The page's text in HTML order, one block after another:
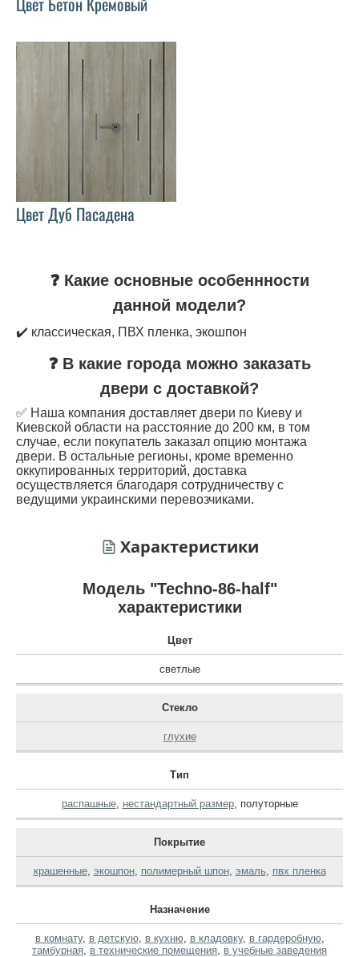
Цвет Дуб Пасадена
❓ Какие основные особеннности
данной модели?
✔️ классическая, ПВХ пленка, экошпон
❓ В какие города можно заказать
двери с доставкой?
✅ Наша компания доставляет двери по Киеву и
Киевской области на расстояние до 200 км, в том
случае, если покупатель заказал опцию монтажа
двери. В остальные регионы, кроме временно
оккупированных территорий, доставка
осуществляется благодаря сотрудничеству с
ведущими украинскими перевозчиками.
Характеристики
Модель "Techno-86-half"
характеристики
Цвет
светлые
Стекло
глухие
Тип
распашные, нестандартный размер, полуторные
Покрытие
крашенные, экошпон, полимерный шпон, эмаль пвх пленка
Назначение
в комнату, в детскую, в кухню, в кладовку, в гардеробную,
тамбурная в технические помещения в учебные заведения